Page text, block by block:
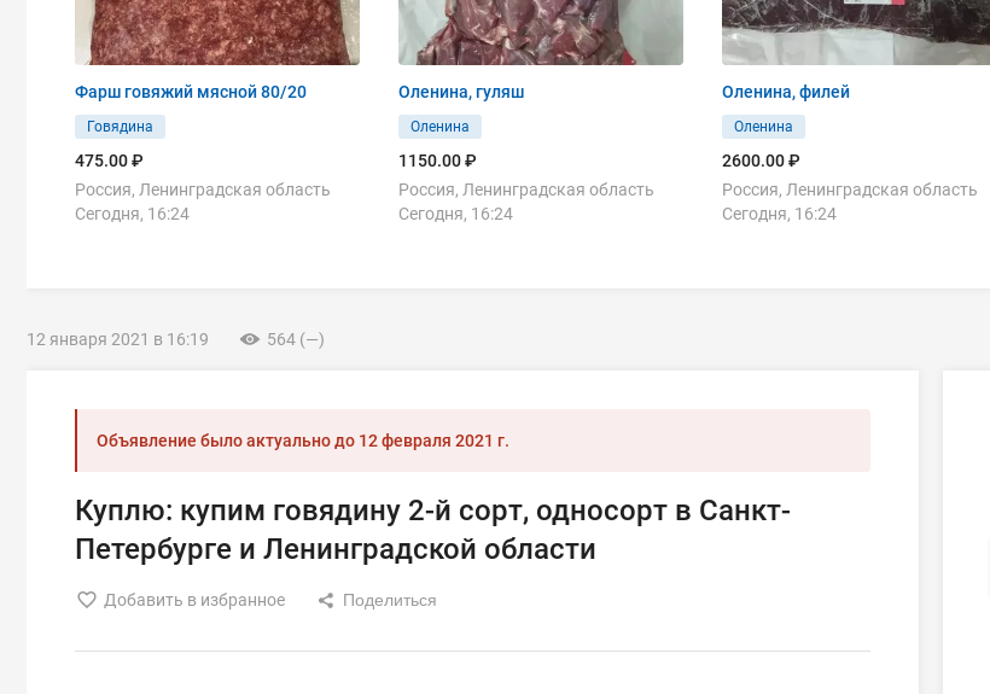
Фарш говяжий мясной 80/20
Говядина
475.00 ₽
Россия, Ленинградская область
Сегодня, 16:24
Оленина, гуляш
Оленина
1150.00 ₽
Россия, Ленинградская область
Сегодня, 16:24
Оленина, филей
Оленина
2600.00 ₽
Россия, Ленинградская область
Сегодня, 16:24
12 января 2021 в 16:19 564 (—)
Объявление было актуально до 12 февраля 2021 г.
Куплю: купим говядину 2-й сорт, односорт в Санкт-
Петербурге и Ленинградской области
Добавить в избранное